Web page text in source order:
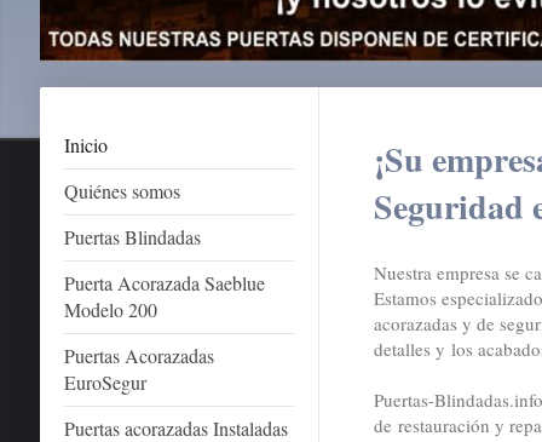
Inicio
Quiénes somos
Puertas Blindadas
Puerta Acorazada Saeblue
Modelo 200
Puertas Acorazadas
EuroSegur
Puertas acorazadas Instaladas
¡Su
Seguridad
Nuestra empresa se
Estamos
acorazadas y de
detalles y los
Puertas-
de restauración y